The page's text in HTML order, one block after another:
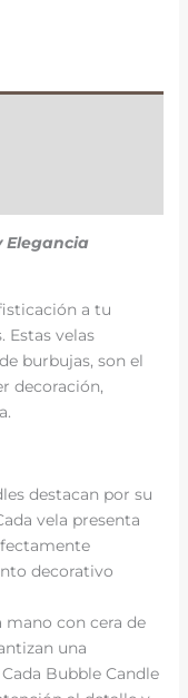
Elegancia
a tu
Estas velas
burbujas, son el
decoración,
destacan por su
vela presenta
decorativo
mano con cera de
una
Bubble Candle